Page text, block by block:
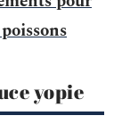
yopie